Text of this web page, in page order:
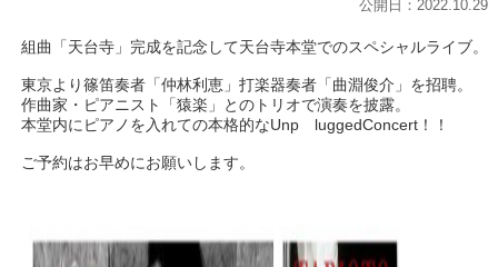
公開日：2022.10.29
組曲「天台寺」完成を記念して天台寺本堂でのスペシャルライブ。
東京より篠笛奏者「仲林利恵」打楽器奏者「曲淵俊介」を招聘。
作曲家・ピアニスト「猿楽」とのトリオで演奏を披露。
本堂内にピアノを入れての本格的なUnp luggedConcert！！
ご予約はお早めにお願いします。